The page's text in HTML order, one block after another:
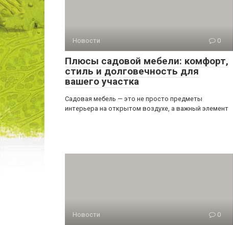
Новости 0
Плюсы садовой мебели: комфорт,
стиль и долговечность для
вашего участка
Садовая мебель — это не просто предметы
интерьера на открытом воздухе, а важный элемент
Новости 0